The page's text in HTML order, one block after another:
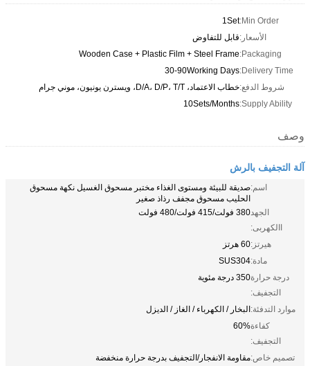
Min Order:
1Set
الأسعار:قابل للتفاوض
Packaging:
Wooden Case + Plastic Film + Steel Frame
Delivery Time:
30-90Working Days
شروط الدفع:خطاب الاعتماد، D/A، D/P، T/T، ويسترن يونيون، موني جرام
Supply Ability:
10Sets/Months
وصف
آلة التجفيف بالرش
اسم:صديقة للبيئة ومستوى الغذاء مختبر مسحوق الغسيل نكهة مسحوق
الحليب مسحوق مجفف رذاذ صغير
الجهد
االكهربى:
380 فولت/415 فولت/480 فولت
هيرتز:60 هرتز
مادة:SUS304
درجة حرارة
التجفيف:
350 درجة مئوية
موارد التدفئة:البخار / الكهرباء / الغاز / الديزل
كفاءة
التجفيف:
60%
تصميم خاص:مقاومة الانفجار/التجفيف بدرجة حرارة منخفضة